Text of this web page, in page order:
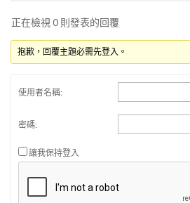
正在檢視 0 則發表的回覆
抱歉，回覆主題必需先登入。
使用者名稱:
密碼:
讓我保持登入